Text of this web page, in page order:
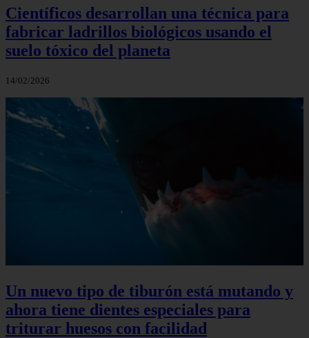
Científicos desarrollan una técnica para
fabricar ladrillos biológicos usando el
suelo tóxico del planeta
14/02/2026
Un nuevo tipo de tiburón está mutando y
ahora tiene dientes especiales para
triturar huesos con facilidad